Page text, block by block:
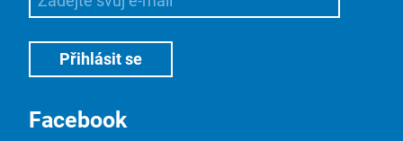
Facebook